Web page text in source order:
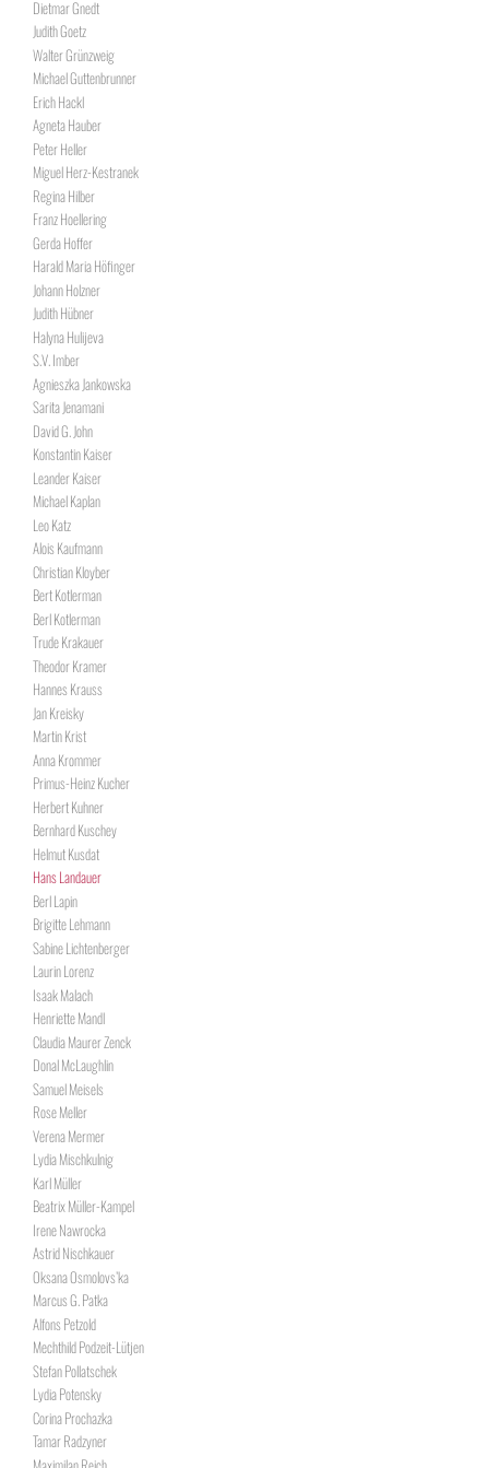
Dietmar Gnedt
Judith Goetz
Walter Grünzweig
Michael Guttenbrunner
Erich Hackl
Agneta Hauber
Peter Heller
Miguel Herz-Kestranek
Regina Hilber
Franz Hoellering
Gerda Hoffer
Harald Maria Höfinger
Johann Holzner
Judith Hübner
Halyna Hulijeva
S.V. Imber
Agnieszka Jankowska
Sarita Jenamani
David G. John
Konstantin Kaiser
Leander Kaiser
Michael Kaplan
Leo Katz
Alois Kaufmann
Christian Kloyber
Bert Kotlerman
Berl Kotlerman
Trude Krakauer
Theodor Kramer
Hannes Krauss
Jan Kreisky
Martin Krist
Anna Krommer
Primus-Heinz Kucher
Herbert Kuhner
Bernhard Kuschey
Helmut Kusdat
Hans Landauer
Berl Lapin
Brigitte Lehmann
Sabine Lichtenberger
Laurin Lorenz
Isaak Malach
Henriette Mandl
Claudia Maurer Zenck
Donal McLaughlin
Samuel Meisels
Rose Meller
Verena Mermer
Lydia Mischkulnig
Karl Müller
Beatrix Müller-Kampel
Irene Nawrocka
Astrid Nischkauer
Oksana Osmolovs’ka
Marcus G. Patka
Alfons Petzold
Mechthild Podzeit-Lütjen
Stefan Pollatschek
Lydia Potensky
Corina Prochazka
Tamar Radzyner